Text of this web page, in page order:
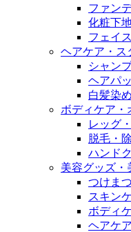
ファン
化粧下
フェイ
ヘアケア・ス
シャン
ヘアパ
白髪染
ボディケア・
レッグ
脱毛・
ハンド
美容グッズ・
つけま
スキン
ボディ
ヘアケ